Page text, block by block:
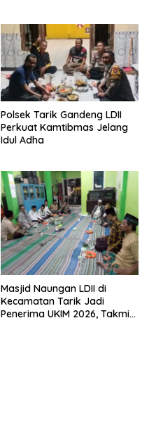
Polsek Tarik Gandeng LDII
Perkuat Kamtibmas Jelang
Idul Adha
Masjid Naungan LDII di
Kecamatan Tarik Jadi
Penerima UKIM 2026, Takmir